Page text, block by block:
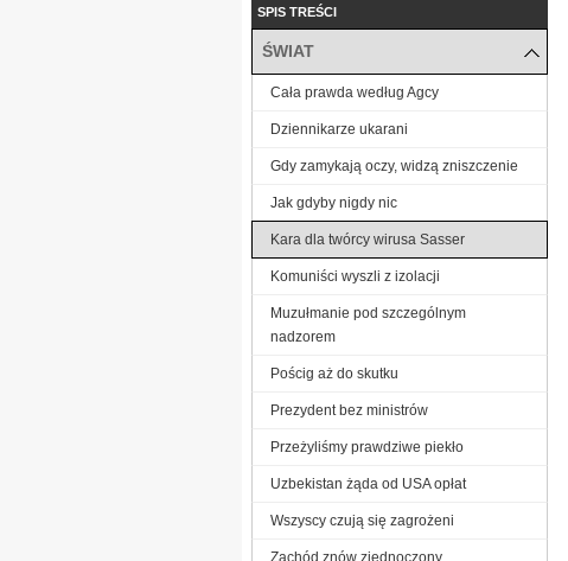
SPIS TREŚCI
ŚWIAT
Cała prawda według Agcy
Dziennikarze ukarani
Gdy zamykają oczy, widzą zniszczenie
Jak gdyby nigdy nic
Kara dla twórcy wirusa Sasser
Komuniści wyszli z izolacji
Muzułmanie pod szczególnym
nadzorem
Pościg aż do skutku
Prezydent bez ministrów
Przeżyliśmy prawdziwe piekło
Uzbekistan żąda od USA opłat
Wszyscy czują się zagrożeni
Zachód znów zjednoczony